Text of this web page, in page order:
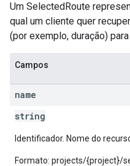
Um SelectedRoute
qual um cliente quer
(por exemplo, duração)
Campos
name
string
Identificador. Nome do
Formato: projects/{project}/